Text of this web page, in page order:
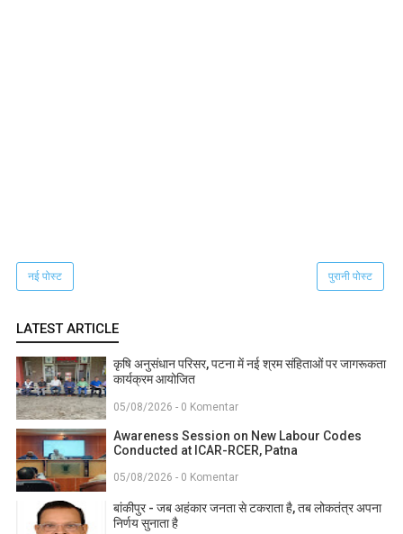
नई पोस्ट पुरानी पोस्ट
LATEST ARTICLE
कृषि अनुसंधान परिसर, पटना में नई श्रम संहिताओं पर जागरूकता
कार्यक्रम आयोजित
05/08/2026 - 0 Komentar
Awareness Session on New Labour Codes
Conducted at ICAR-RCER, Patna
05/08/2026 - 0 Komentar
बांकीपुर - जब अहंकार जनता से टकराता है, तब लोकतंत्र अपना
निर्णय सुनाता है